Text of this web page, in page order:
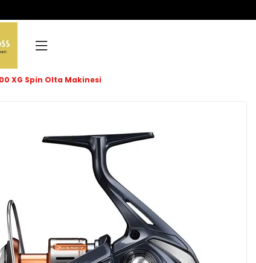
XG Spin Olta Makinesi